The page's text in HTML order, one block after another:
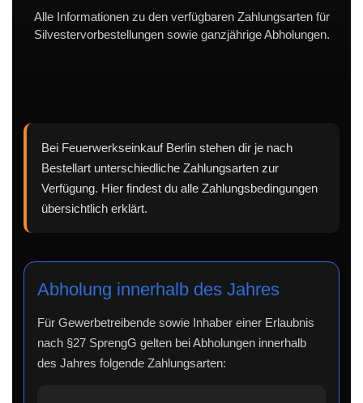
Alle Informationen zu den verfügbaren Zahlungsarten für
Silvestervorbestellungen sowie ganzjährige Abholungen.
Bei Feuerwerkseinkauf Berlin stehen dir je nach
Bestellart unterschiedliche Zahlungsarten zur
Verfügung. Hier findest du alle Zahlungsbedingungen
übersichtlich erklärt.
Abholung innerhalb des Jahres
Für Gewerbetreibende sowie Inhaber einer Erlaubnis
nach §27 SprengG gelten bei Abholungen innerhalb
des Jahres folgende Zahlungsarten: